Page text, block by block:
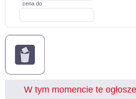
cena do
W tym momencie te